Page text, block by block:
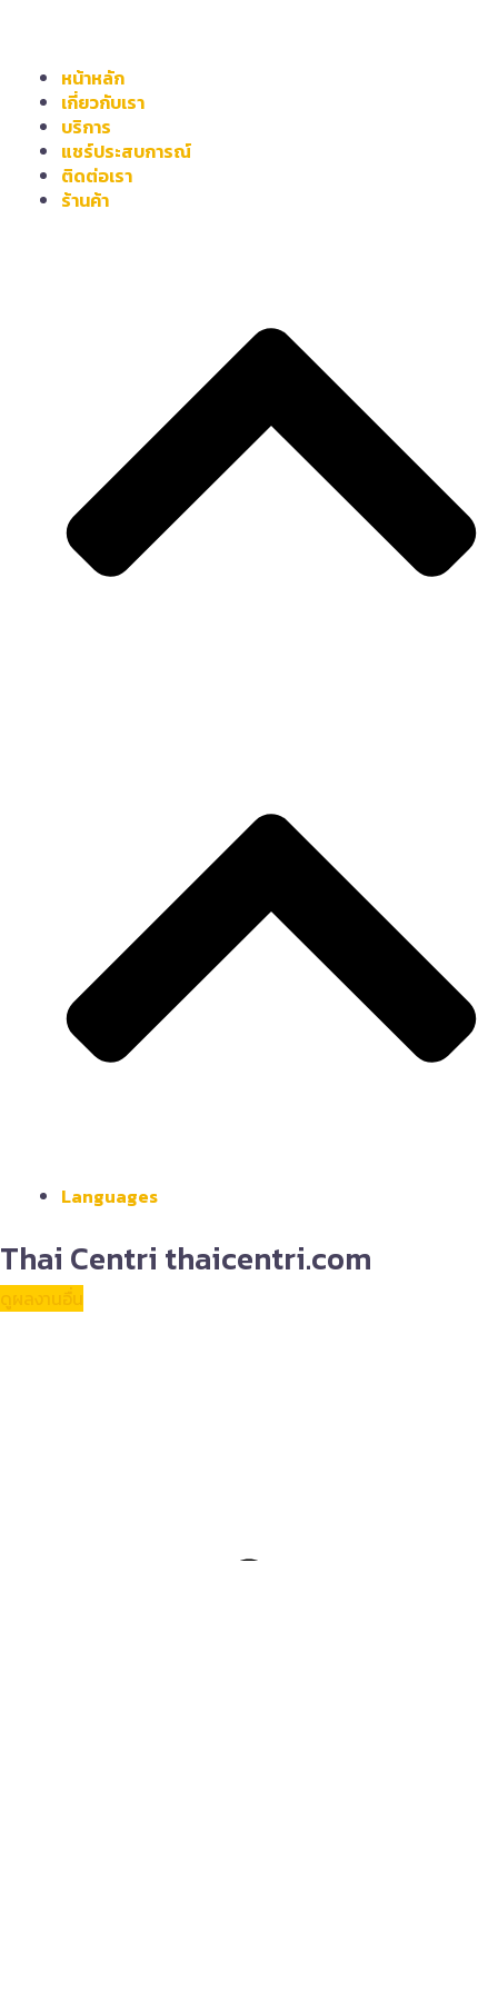
หน้าหลัก
เกี่ยวกับเรา
บริการ
แชร์ประสบการณ์
ติดต่อเรา
ร้านค้า
Languages
Thai Centri thaicentri.com